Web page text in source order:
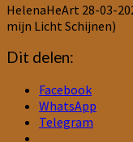
HelenaHeArt 28-03-
mijn Licht Schijnen)
Dit delen:
Facebook
WhatsApp
Telegram